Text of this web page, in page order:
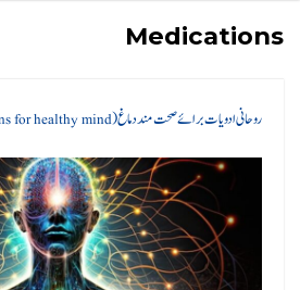
Medications
روحانی ادویات برائے صحت مند دماغ ( Spiritual medications for healthy mind)